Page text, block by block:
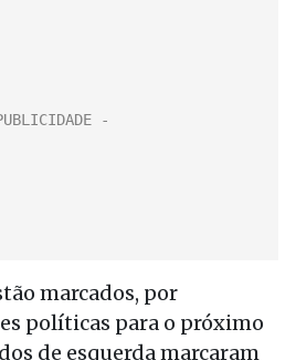
marcados, por
políticas para o próximo
de esquerda marcaram